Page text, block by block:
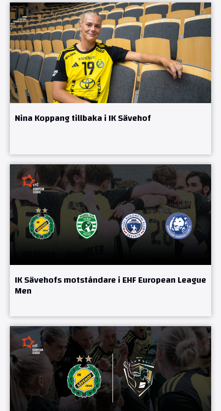
Nina Koppang tillbaka i IK Sävehof
IK Sävehofs motståndare i EHF European League
Men